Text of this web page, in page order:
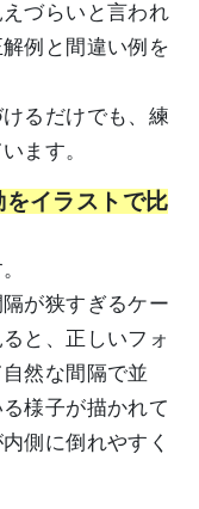
づらいと言われ
例と間違い例を
るだけでも、練
ます。
イラストで比
が狭すぎるケー
と、正しいフォ
然な間隔で並
様子が描かれて
側に倒れやすく